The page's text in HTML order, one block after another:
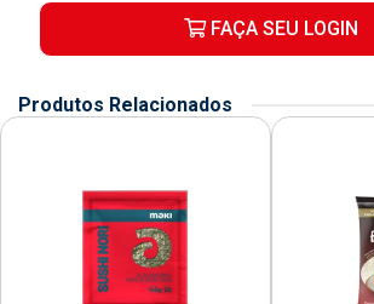
FAÇA SEU LOGIN
Produtos Relacionados